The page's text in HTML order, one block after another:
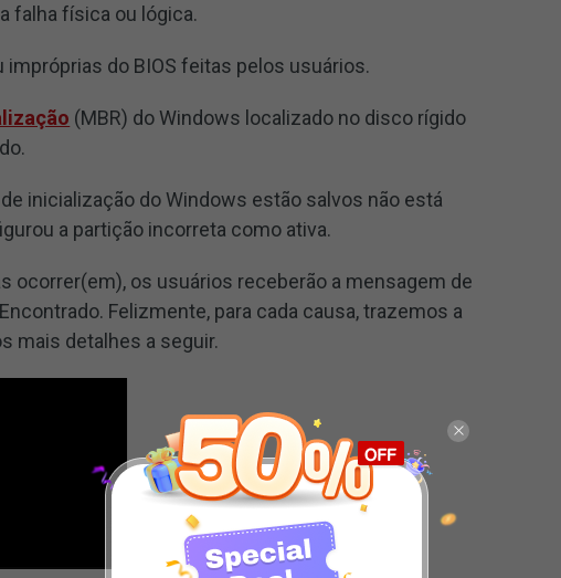
falha física ou lógica.
do BIOS feitas pelos usuários.
(MBR) do Windows localizado no disco rígido
inicialização do Windows estão salvos não está
a partição incorreta como ativa.
ocorrer(em), os usuários receberão a mensagem de
Felizmente, para cada causa, trazemos a
mais detalhes a seguir.